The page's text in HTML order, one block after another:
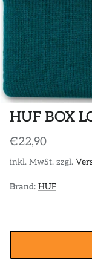
POLOS
STICKER
DIVERSE
HUF BOX
€22,90
inkl. MwSt. zzgl.
Brand: HUF